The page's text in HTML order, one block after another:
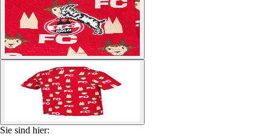
Sie sind hier: